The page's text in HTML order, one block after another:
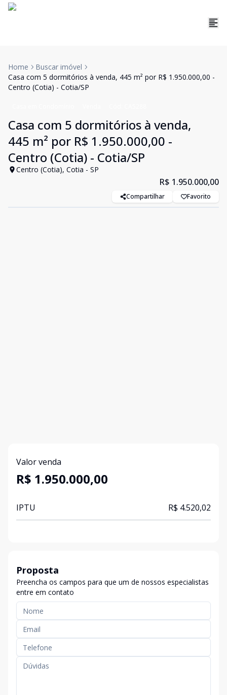
Home
Buscar imóvel
Casa com 5 dormitórios à venda, 445 m² por R$ 1.950.000,00 -
Centro (Cotia) - Cotia/SP
Casa com 5 dormitórios à venda,
445 m² por R$ 1.950.000,00 -
Centro (Cotia) - Cotia/SP
Centro (Cotia), Cotia - SP
R$ 1.950.000,00
Compartilhar Favorito
Valor venda
R$ 1.950.000,00
IPTU R$ 4.520,02
Proposta
Preencha os campos para que um de nossos especialistas
entre em contato